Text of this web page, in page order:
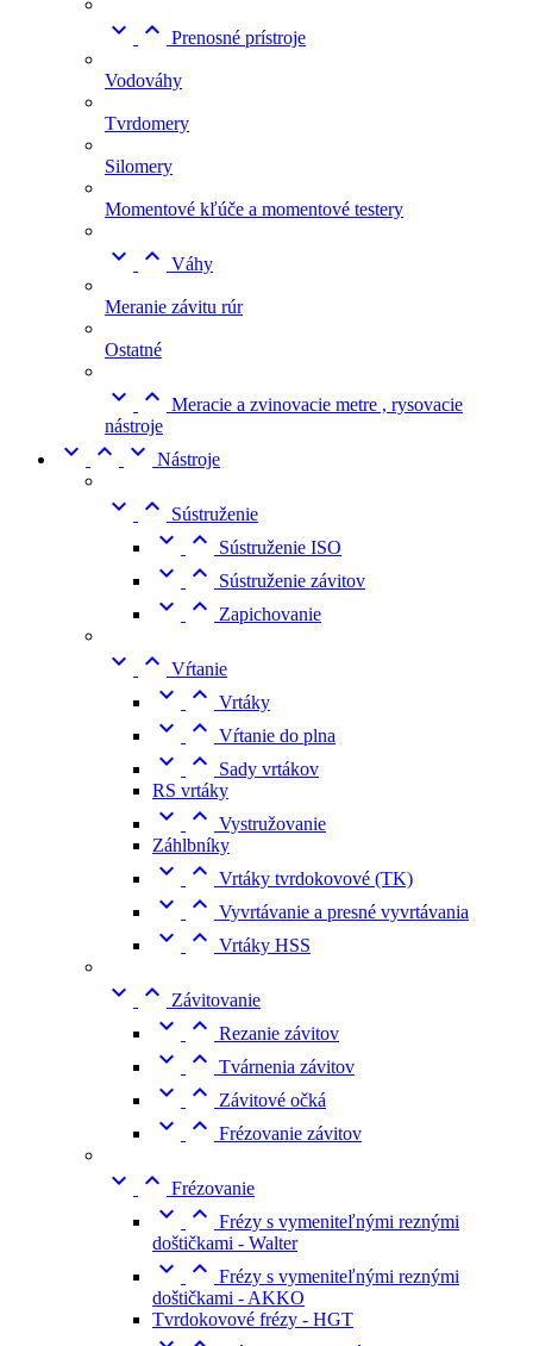
  Prenosné prístroje
Vodováhy
Tvrdomery
Silomery
Momentové kľúče a momentové testery
  Váhy
Meranie závitu rúr
Ostatné
  Meracie a zvinovacie metre , rysovacie
nástroje
   Nástroje
  Sústruženie
  Sústruženie ISO
  Sústruženie závitov
  Zapichovanie
  Vŕtanie
  Vrtáky
  Vŕtanie do plna
 
Sady vrtákov
RS vrtáky
  Vystružovanie
Záhlbníky
  Vrtáky tvrdokovové (TK)
  Vyvrtávanie a presné vyvrtávania
  Vrtáky HSS
  Závitovanie
  Rezanie závitov
  Tvárnenia závitov
  Závitové očká
  Frézovanie závitov
  Frézovanie
  Frézy s vymeniteľnými reznými
doštičkami - Walter
  Frézy s vymeniteľnými reznými
doštičkami - AKKO
Tvrdokovové frézy - HGT